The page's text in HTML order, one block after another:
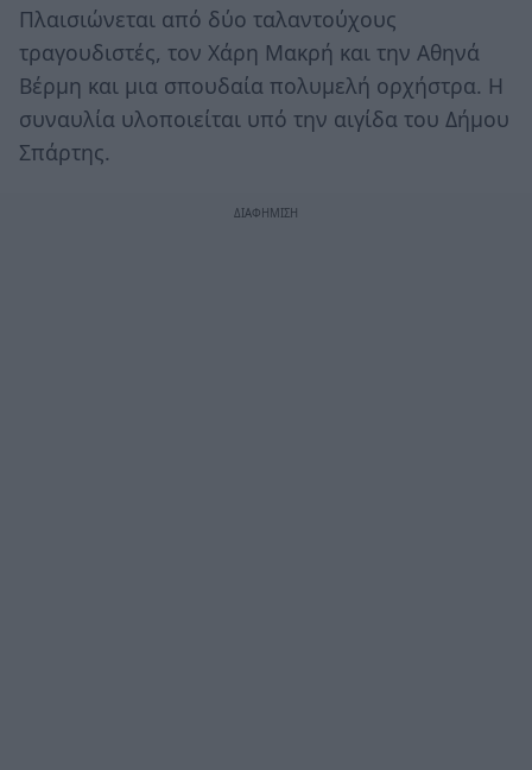
Πλαισιώνεται από δύο ταλαντούχους
τραγουδιστές, τον Χάρη Μακρή και την Αθηνά
Βέρμη και μια σπουδαία πολυμελή ορχήστρα. Η
συναυλία υλοποιείται υπό την αιγίδα του Δήμου
Σπάρτης.